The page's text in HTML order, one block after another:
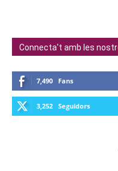
Connecta't amb les
7,490 Fans
3,252 Seguidors